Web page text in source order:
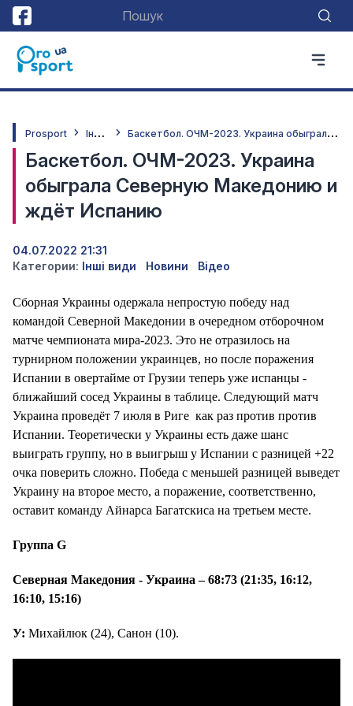
Prosport І
нші види Б
аскетбол. ОЧМ-2023. Украина обыграла Северную Македонию и ждёт Испанию
Баскетбол. ОЧМ-2023. Украина
обыграла Северную Македонию и
ждёт Испанию
04.07.2022 21:31
Категории: Інші види Новини Відео
Сборная Украины одержала непростую победу над
командой Северной Македонии в очередном отборочном
матче чемпионата мира-2023. Это не отразилось на
турнирном положении украинцев, но после поражения
Испании в овертайме от Грузии теперь уже испанцы -
ближайший сосед Украины в таблице. Следующий матч
Украина проведёт 7 июля в Риге как раз против против
Испании. Теоретически у Украины есть даже шанс
выиграть группу, но в выигрыш у Испании с разницей +22
очка поверить сложно. Победа с меньшей разницей выведет
Украину на второе место, а поражение, соответственно,
оставит команду Айнарса Багатскиса на третьем месте.
Группа G
Северная Македония - Украина – 68:73 (21:35, 16:12,
16:10, 15:16)
У: Михайлюк (24), Санон (10).